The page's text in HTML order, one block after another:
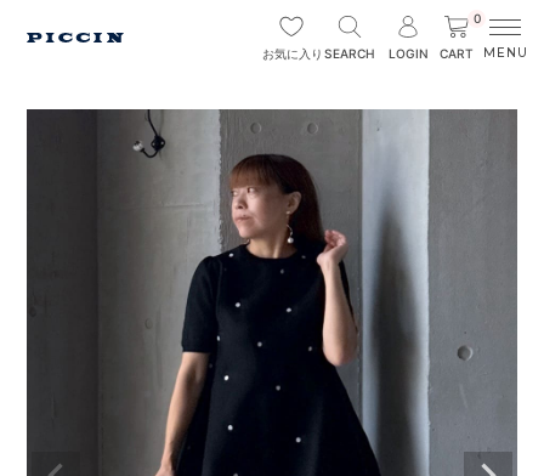
お気に入り SEARCH LOGIN
0
CART